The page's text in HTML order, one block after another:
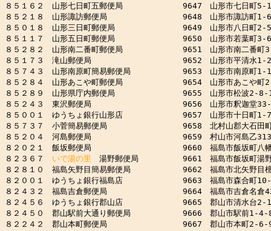
８５１６２　山形七日町五郵便局　　　　　　　 9647　山形市七日町
８５２１８　山形諏訪郵便局　　　　　　　　　 9648　山形市諏訪町
８５０１８　山形三日町郵便局　　　　　　　　 9649　山形市八日町
８５１１７　山形五日町郵便局　　　　　　　　 9650　山形市若葉町3-6
８５２８２　山形南二番町郵便局　　　　　　　 9651　山形市南二番町
８５１７３　滝山郵便局　　　　　　　　　　　 9652　山形市平清水
８５７４３　山形南原町簡易郵便局　　　　　　 9653　山形市南原町
８５２８４　山形あこや町郵便局　　　　　　　 9654　山形市あこや
８５２８９　山形県庁内郵便局　　　　　　　　 9655　山形市松波2-8-
８５２４３　東沢郵便局　　　　　　　　　　　 9656　山形市釈迦堂
８５００１　ゆうちょ銀行山形店　　　　　　　 9657　山形市十日町
８５７３７　小菅簡易郵便局　　　　　　　　　 9658　北村山郡大石田
８５２０４　河島郵便局　　　　　　　　　　　 9659　村山市河島乙
８２０２１　飯坂郵便局　　　　　　　　　　　 9660　福島市飯坂町八
８２３６７ いで湯の里 湯野郵便局　　　　　 9661　福島市飯坂町湯
８２８１０　福島矢野目簡易郵便局　　　　　　 9662　福島市北矢野目
８２００１　ゆうちょ銀行福島店　　　　　　　 9663　福島市森合町
８２４３２　福島吉倉郵便局　　　　　　　　　 9664　福島市吉倉名倉
８２４５６　ゆうちょ銀行郡山店　　　　　　　 9665　郡山市清水台
８２４５０　郡山駅前大通り郵便局　　　　　　 9666　郡山市駅前1-4-
８２２４２　郡山本町郵便局　　　　　　　　　 9667　郡山市本町2-6-